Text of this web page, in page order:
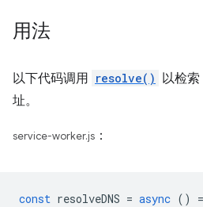
用法
以下代码调用 resolve() 以检索
址。
service-worker.js ：
const resolveDNS = async () =